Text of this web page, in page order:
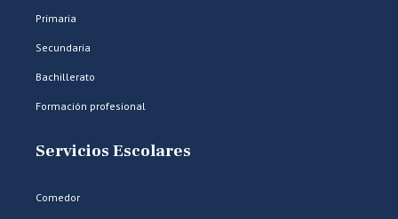
Primaria
Secundaria
Bachillerato
Formación profesional
Servicios Escolares
Comedor